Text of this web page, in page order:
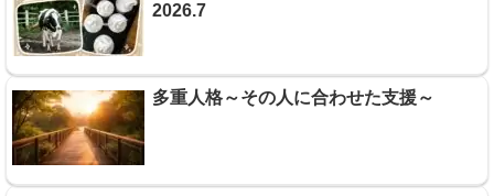
2026.7
多重人格～その人に合わせた支援～